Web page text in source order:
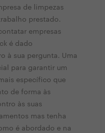
de limpezas
prestado.
empresas
é dado
à sua pergunta. Uma
para garantir um
específico que
de forma às
às suas
mas tenha
é abordado e na